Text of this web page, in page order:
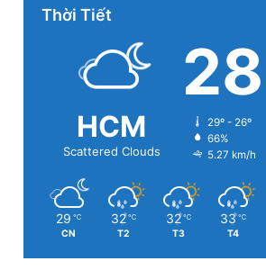
Thời Tiết
HCM
Scattered Clouds
28
29º - 26º
66%
5.27 km/h
29 ℃
CN
32 ℃
T2
32 ℃
T3
33 ℃
T4